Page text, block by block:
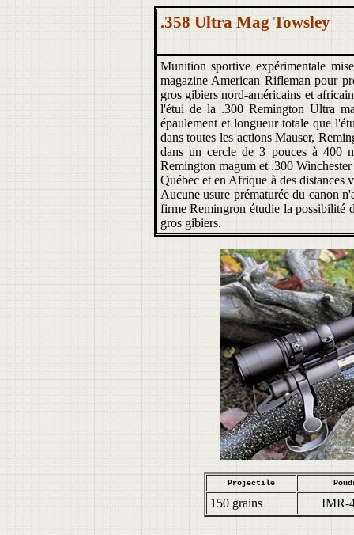
.358 Ultra Mag Towsley
Munition sportive expérimentale
magazine American Rifleman pour
gros gibiers nord-américains et
l'étui de la .300 Remington Ultra
épaulement et longueur totale que
dans toutes les actions Mauser,
dans un cercle de 3 pouces à 400
Remington magum et .300
Québec et en Afrique à des distances
Aucune usure prématurée du canon
firme Remingron étudie la possibilité
gros gibiers.
Projectile
150 grains IMR-